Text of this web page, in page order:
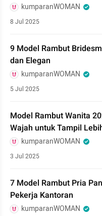
kumparanWOMAN
8 Jul 2025
9 Model Rambut
dan Elegan
kumparanWOMAN
5 Jul 2025
Model Rambut Wanita
Wajah untuk Tampil
kumparanWOMAN
3 Jul 2025
7 Model Rambut Pria
Pekerja Kantoran
kumparanWOMAN